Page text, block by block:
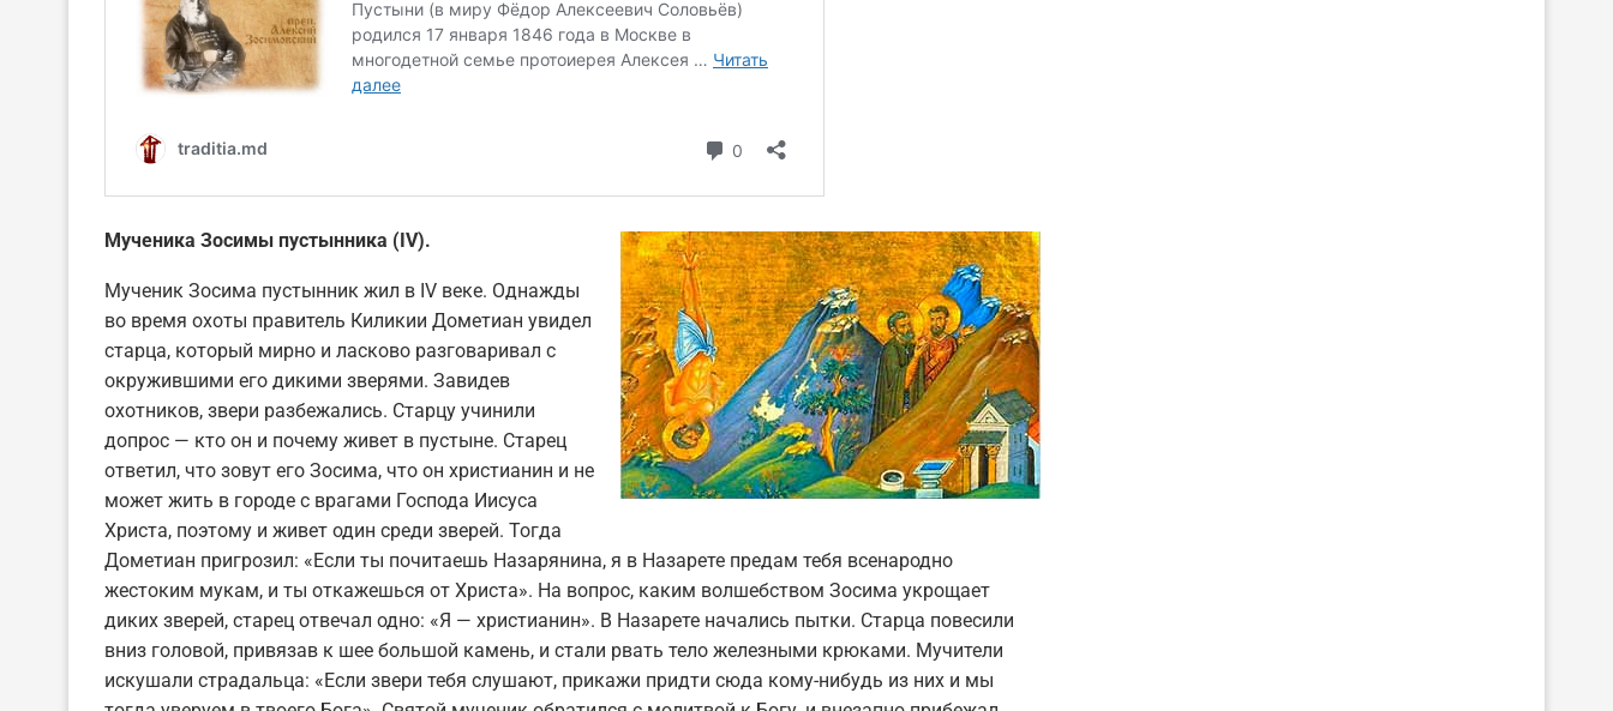
Мученика Зосимы пустынника (IV).
Мученик Зосима пустынник жил в IV веке. Однажды
во время охоты правитель Киликии Дометиан увидел
старца, который мирно и ласково разговаривал с
окружившими его дикими зверями. Завидев
охотников, звери разбежались. Старцу учинили
допрос — кто он и почему живет в пустыне. Старец
ответил, что зовут его Зосима, что он христианин и не
может жить в городе с врагами Господа Иисуса
Христа, поэтому и живет один среди зверей. Тогда
Дометиан пригрозил: «Если ты почитаешь Назарянина, я в Назарете предам тебя всенародно
жестоким мукам, и ты откажешься от Христа». На вопрос, каким волшебством Зосима укрощает
диких зверей, старец отвечал одно: «Я — христианин». В Назарете начались пытки. Старца повесили
вниз головой, привязав к шее большой камень, и стали рвать тело железными крюками. Мучители
искушали страдальца: «Если звери тебя слушают, прикажи придти сюда кому-нибудь из них и мы